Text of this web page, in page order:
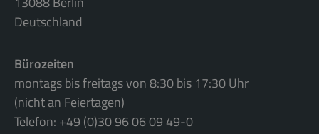
Deutschland
Bürozeiten
montags bis freitags von 8:30 bis 17:30 Uhr
(nicht an Feiertagen)
Telefon: +49 (0)30 96 06 09 49-0